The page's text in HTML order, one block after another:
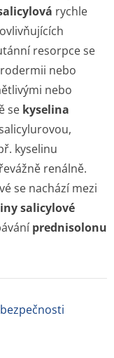
rychle
resorpce se
nebo
nebo
se kyselina
kyselinu
renálně.
se nachází mezi
salicylové
prednisolonu